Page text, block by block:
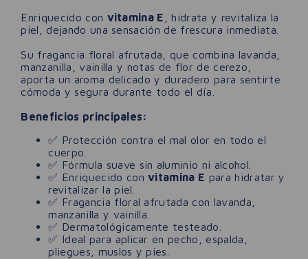
Enriquecido con vitamina E , hidrata y revitaliza la
piel, dejando una sensación de frescura inmediata.
Su fragancia floral afrutada, que combina lavanda,
manzanilla, vainilla y notas de flor de cerezo,
aporta un aroma delicado y duradero para sentirte
cómoda y segura durante todo el día.
Beneficios principales:
✅ Protección contra el mal olor en todo el
cuerpo.
✅ Fórmula suave sin aluminio ni alcohol.
✅ Enriquecido convitamina E para hidratar y
revitalizar la piel.
✅ Fragancia floral afrutada con lavanda,
manzanilla y vainilla.
✅ Dermatológicamente testeado.
✅ Ideal para aplicar en pecho, espalda,
pliegues, muslos y pies.